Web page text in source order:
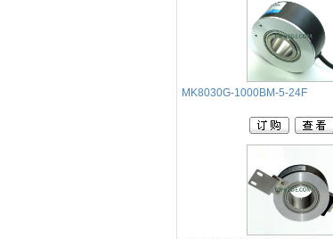
MK8030G-1000BM-5-24F